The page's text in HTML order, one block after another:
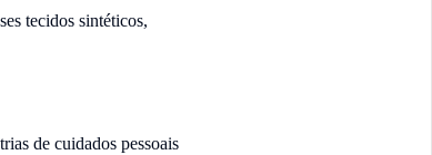
tecidos sintéticos,
de cuidados pessoais